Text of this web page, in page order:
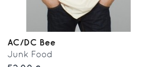
AC/DC Bee
Junk Food